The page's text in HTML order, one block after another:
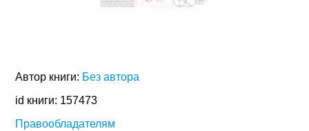
Автор книги: Без автора
id книги: 157473
Правообладателям